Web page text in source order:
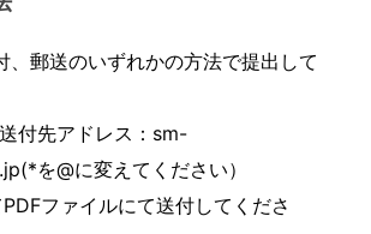
、郵送のいずれかの方法で提出して
付先アドレス：sm-
を@に変えてください）
ファイルにて送付してくださ